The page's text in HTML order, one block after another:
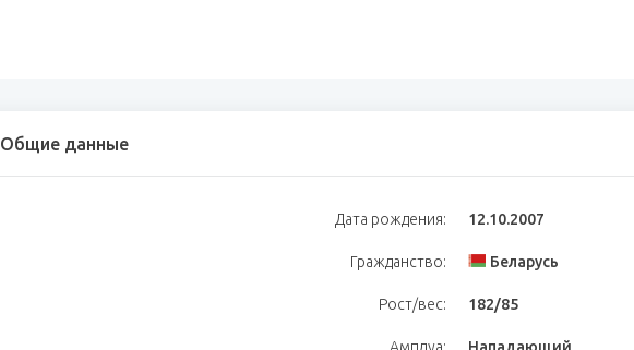
Общие данные
Дата рождения: 12.10.2007
Гражданство: Беларусь
Рост/вес: 182/85